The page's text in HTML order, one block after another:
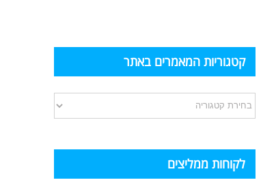
קטגוריות המאמרים באתר
קטגוריות
המאמרים
לקוחות ממליצים